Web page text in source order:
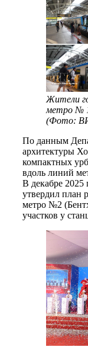
Жители
метро №
(Фото:
По данным
архитектуры
компактных
вдоль линий
В декабре 2025
утвердил план
метро №2
участков у